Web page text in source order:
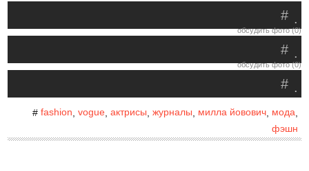
.
#
обсудить фото (0)
.
#
обсудить фото (0)
.
#
# fashion vogue, актрисы журналы милла йовович, мода,
фэшн